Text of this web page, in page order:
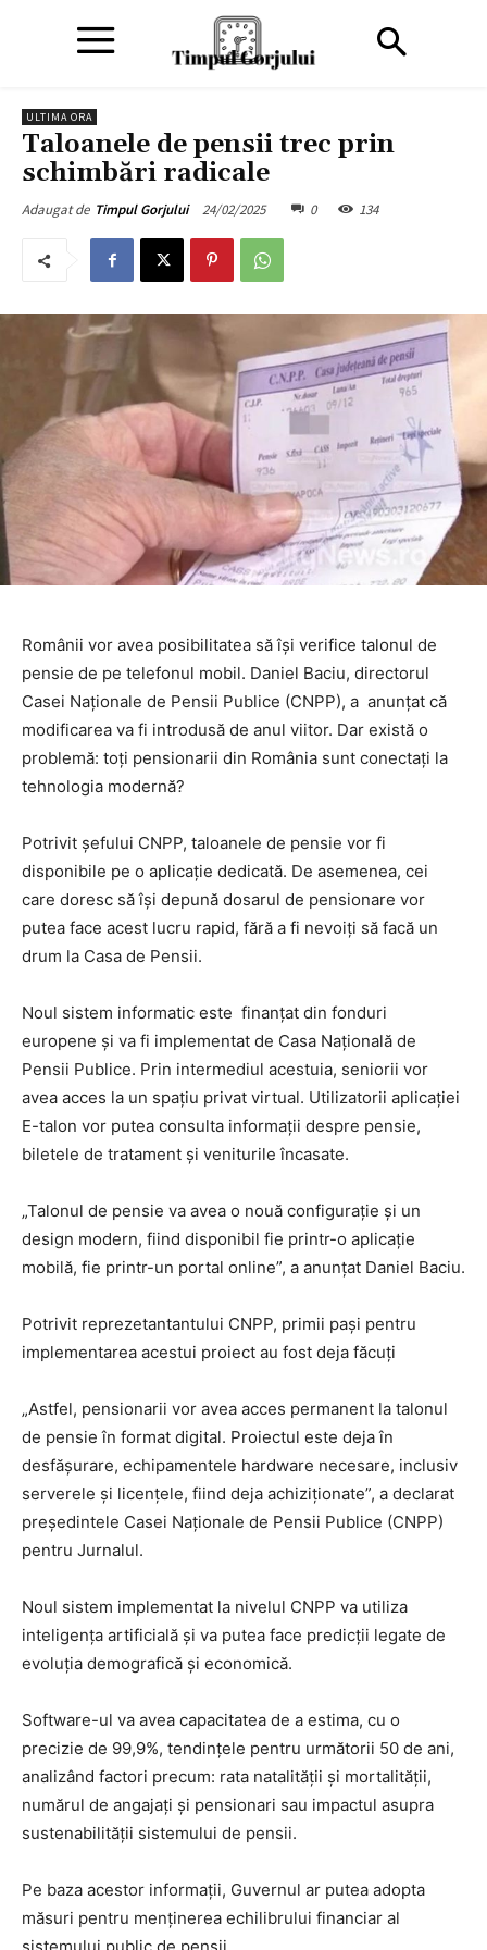
ULTIMA ORA
Taloanele de pensii trec prin
schimbări radicale
Adaugat de Timpul Gorjului 24/02/2025 0 134
Românii vor avea posibilitatea să își verifice talonul de
pensie de pe telefonul mobil. Daniel Baciu, directorul
Casei Naționale de Pensii Publice (CNPP), a anunțat că
modificarea va fi introdusă de anul viitor. Dar există o
problemă: toți pensionarii din România sunt conectați la
tehnologia modernă?
Potrivit șefului CNPP, taloanele de pensie vor fi
disponibile pe o aplicație dedicată. De asemenea, cei
care doresc să își depună dosarul de pensionare vor
putea face acest lucru rapid, fără a fi nevoiți să facă un
drum la Casa de Pensii.
Noul sistem informatic este finanțat din fonduri
europene și va fi implementat de Casa Națională de
Pensii Publice. Prin intermediul acestuia, seniorii vor
avea acces la un spațiu privat virtual. Utilizatorii aplicației
E-talon vor putea consulta informații despre pensie,
biletele de tratament și veniturile încasate.
„Talonul de pensie va avea o nouă configurație și un
design modern, fiind disponibil fie printr-o aplicație
mobilă, fie printr-un portal online”, a anunțat Daniel Baciu.
Potrivit reprezetantantului CNPP, primii pași pentru
implementarea acestui proiect au fost deja făcuți
„Astfel, pensionarii vor avea acces permanent la talonul
de pensie în format digital. Proiectul este deja în
desfășurare, echipamentele hardware necesare, inclusiv
serverele și licențele, fiind deja achiziționate”, a declarat
președintele Casei Naționale de Pensii Publice (CNPP)
pentru Jurnalul.
Noul sistem implementat la nivelul CNPP va utiliza
inteligența artificială și va putea face predicții legate de
evoluția demografică și economică.
Software-ul va avea capacitatea de a estima, cu o
precizie de 99,9%, tendințele pentru următorii 50 de ani,
analizând factori precum: rata natalității și mortalității,
numărul de angajați și pensionari sau impactul asupra
sustenabilității sistemului de pensii.
Pe baza acestor informații, Guvernul ar putea adopta
măsuri pentru menținerea echilibrului financiar al